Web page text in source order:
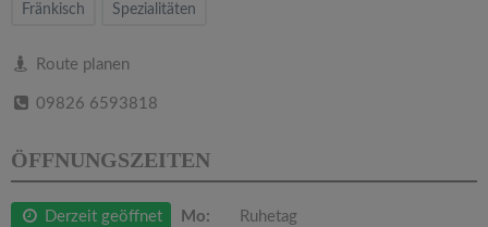
Fränkisch Spezialitäten
Route planen
09826 6593818
ÖFFNUNGSZEITEN
Derzeit geöffnet Mo: Ruhetag
g
a
t